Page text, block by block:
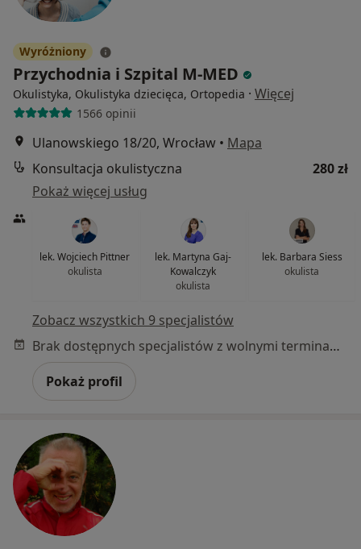
Wyróżniony
Przychodnia i Szpital M-MED
Okulistyka, Okulistyka dziecięca, Ortopedia · Więcej
1566 opinii
Ulanowskiego 18/20, Wrocław • Mapa
Konsultacja okulistyczna
280 zł
Pokaż więcej usług
lek. Wojciech Pittner
okulista
lek. Martyna Gaj-
Kowalczyk
okulista
lek. Barbara Siess
okulista
Zobacz wszystkich 9 specjalistów
Brak dostępnych specjalistów z wolnymi terminami w tym centrum medycznym.
Pokaż profil